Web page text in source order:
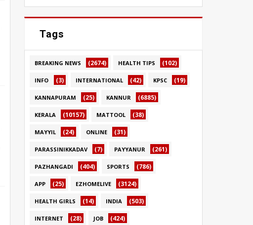
Tags
BREAKING NEWS (2674) HEALTH TIPS (102)
INFO (3) INTERNATIONAL (42) KPSC (19)
KANNAPURAM (25) KANNUR (6885)
KERALA (10157) MATTOOL (38)
MAYYIL (24) ONLINE (31)
PARASSINIKKADAV (7) PAYYANUR (261)
PAZHANGADI (404) SPORTS (786)
APP (25) EZHOMELIVE (3124)
HEALTH GIRLS (14) INDIA (503)
INTERNET (28) JOB (424)